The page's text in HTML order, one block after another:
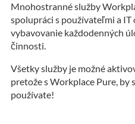
Mnohostranné služby
spolupráci s používateľmi a
vybavovanie každodenných
činnosti.
Všetky služby je možné
pretože s Workplace Pure, by
používate!